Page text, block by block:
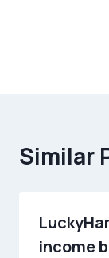
Similar
income